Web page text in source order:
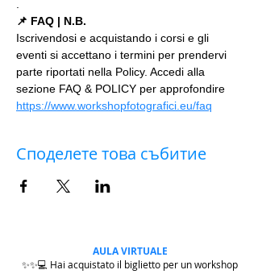
📌 FAQ | N.B.
Iscrivendosi e acquistando i corsi e gli
eventi si accettano i termini per prendervi
parte riportati nella Policy. Accedi alla
sezione FAQ & POLICY per approfondire
https://www.workshopfotografici.eu/faq
Споделете това събитие
AULA VIRTUALE
✨✨💻 Hai acquistato il biglietto per un workshop